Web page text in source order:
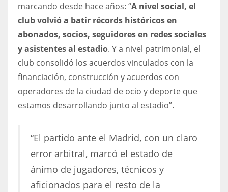
DEN
24
NE
marcando desde hace años: “A nivel social, el
club volvió a batir récords históricos en
abonados, socios, seguidores en redes sociales
y asistentes al estadio. Y a nivel patrimonial, el
club consolidó los acuerdos vinculados con la
financiación, construcción y acuerdos con
operadores de la ciudad de ocio y deporte que
estamos desarrollando junto al estadio”.
“El partido ante el Madrid, con un claro
error arbitral, marcó el estado de
ánimo de jugadores, técnicos y
aficionados para el resto de la